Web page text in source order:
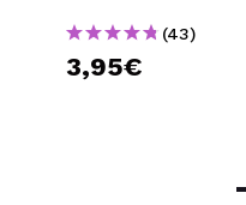
(43)
3,95€